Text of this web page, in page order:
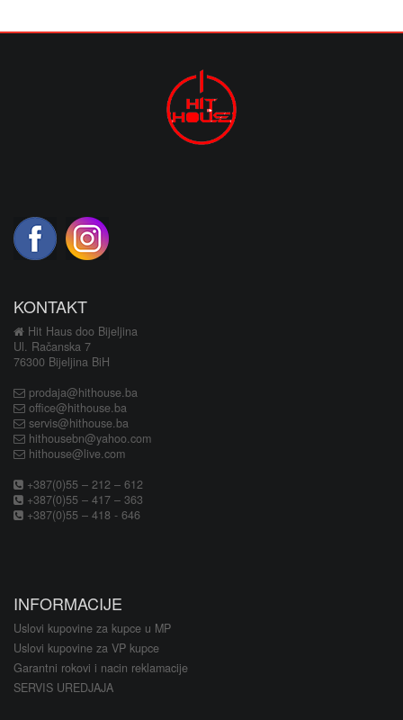
KONTAKT
Hit Haus doo Bijeljina
Ul. Račanska 7
76300 Bijeljina BiH
prodaja@hithouse.ba
office@hithouse.ba
servis@hithouse.ba
hithousebn@yahoo.com
hithouse@live.com
+387(0)55 – 212 – 612
+387(0)55 – 417 – 363
+387(0)55 – 418 - 646
INFORMACIJE
Uslovi kupovine za kupce u MP
Uslovi kupovine za VP kupce
Garantni rokovi i nacin reklamacije
SERVIS UREDJAJA